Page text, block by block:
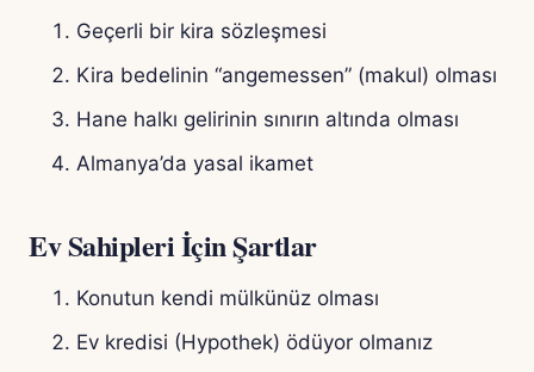
Geçerli bir kira sözleşmesi
Kira bedelinin “angemessen” (makul) olması
Hane halkı gelirinin sınırın altında olması
Almanya’da yasal ikamet
Ev Sahipleri İçin Şartlar
Konutun kendi mülkünüz olması
Ev kredisi (Hypothek) ödüyor olmanız